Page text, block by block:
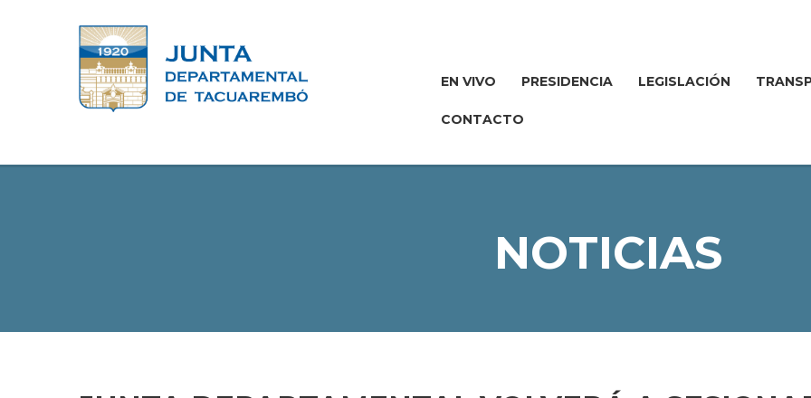
EN VIVO PRESIDENCIA LEGISLACIÓN
CONTACTO
NOTICIAS